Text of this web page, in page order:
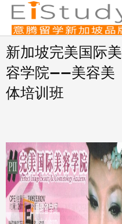
Skip
content
新加坡完美国际美
容学院——美容美
体培训班